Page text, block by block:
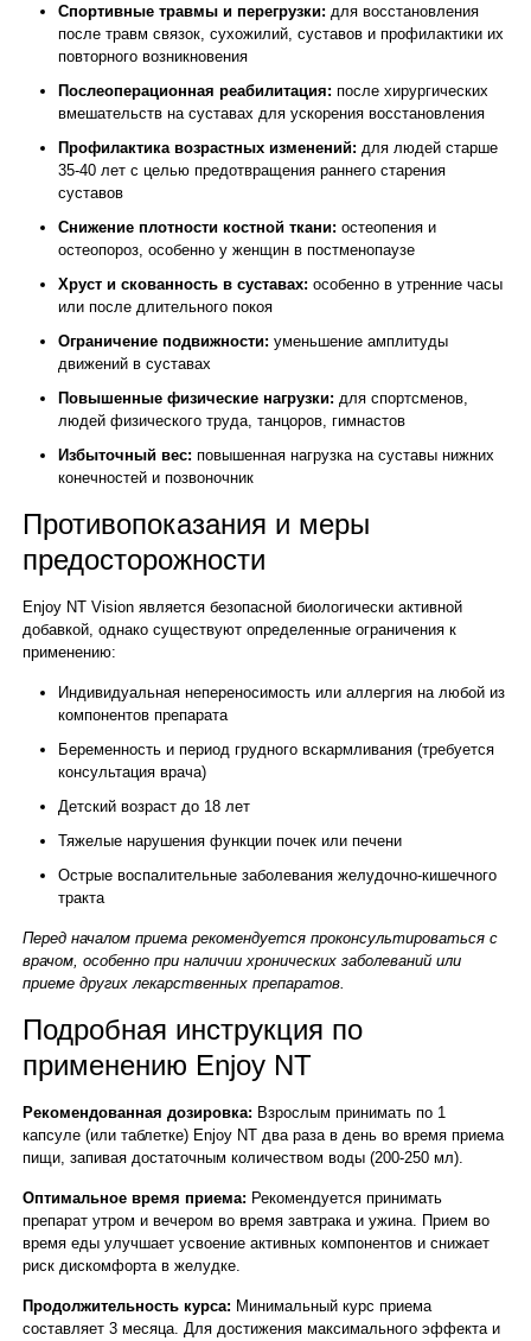
Спортивные травмы и перегрузки: для восстановления
после травм связок, сухожилий, суставов и профилактики их
повторного возникновения
Послеоперационная реабилитация: после хирургических
вмешательств на суставах для ускорения восстановления
Профилактика возрастных изменений: для людей старше
35-40 лет с целью предотвращения раннего старения
суставов
Снижение плотности костной ткани: остеопения и
остеопороз, особенно у женщин в постменопаузе
Хруст и скованность в суставах: особенно в утренние часы
или после длительного покоя
Ограничение подвижности: уменьшение амплитуды
движений в суставах
Повышенные физические нагрузки: для спортсменов,
людей физического труда, танцоров, гимнастов
Избыточный вес: повышенная нагрузка на суставы нижних
конечностей и позвоночник
Противопоказания и меры
предосторожности
Enjoy NT Vision является безопасной биологически активной
добавкой, однако существуют определенные ограничения к
применению:
Индивидуальная непереносимость или аллергия на любой из
компонентов препарата
Беременность и период грудного вскармливания (требуется
консультация врача)
Детский возраст до 18 лет
Тяжелые нарушения функции почек или печени
Острые воспалительные заболевания желудочно-кишечного
тракта
Перед началом приема рекомендуется проконсультироваться с
врачом, особенно при наличии хронических заболеваний или
приеме других лекарственных препаратов.
Подробная инструкция по
применению Enjoy NT
Рекомендованная дозировка: Взрослым принимать по 1
капсуле (или таблетке) Enjoy NT два раза в день во время приема
пищи, запивая достаточным количеством воды (200-250 мл).
Оптимальное время приема: Рекомендуется принимать
препарат утром и вечером во время завтрака и ужина. Прием во
время еды улучшает усвоение активных компонентов и снижает
риск дискомфорта в желудке.
Продолжительность курса: Минимальный курс приема
составляет 3 месяца. Для достижения максимального эффекта и